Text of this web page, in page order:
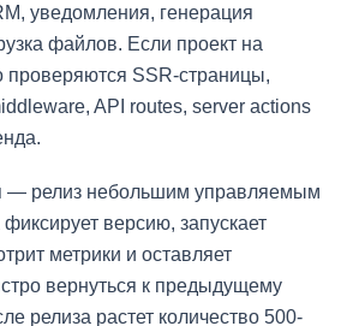
уведомления, генерация
файлов. Если проект на
проверяются SSR-страницы,
API routes, server actions
— релиз небольшим управляемым
версию, запускает
метрики и оставляет
вернуться к предыдущему
релиза растет количество 500-